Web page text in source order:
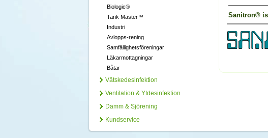
Biologic®
Tank Master™
Industri
Avlopps-rening
Samfällighetsföreningar
Läkarmottagningar
Båtar
Vätskedesinfektion
Ventilation & Ytdesinfektion
Damm & Sjörening
Kundservice
Sanitron®